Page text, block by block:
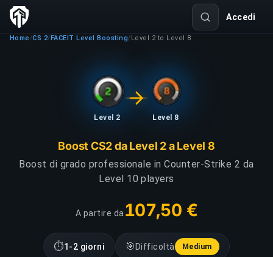
Accedi
Home /CS 2/FACEIT Level Boosting/Level 2 to Level 8
Level 2 Level 8
Boost CS2 da Level 2 a Level 8
Boost di grado professionale in Counter-Strike 2 da
Level 10 players
A partire da 107,50 €
⏱1-2 giorni 🎯 Difficoltà Medium